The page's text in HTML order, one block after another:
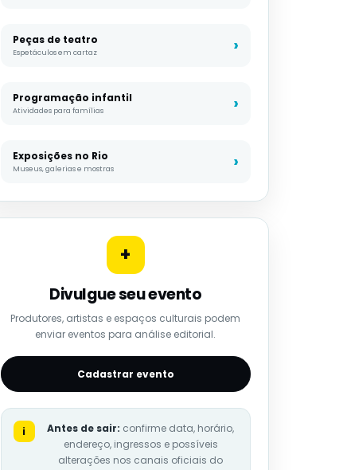
Peças de teatro
Espetáculos em cartaz
Programação infantil
Atividades para famílias
Exposições no Rio
Museus, galerias e mostras
+
Divulgue seu evento
Produtores, artistas e espaços culturais podem
enviar eventos para análise editorial.
Cadastrar evento
i Antes de sair: confirme data, horário,
endereço, ingressos e possíveis
alterações nos canais oficiais do